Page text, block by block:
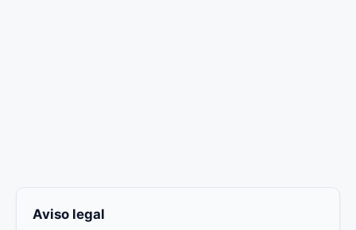
Aviso legal